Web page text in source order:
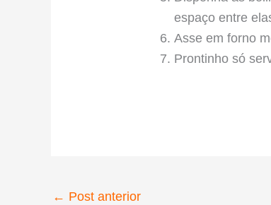
espaço entre
Asse em forno
Prontinho só
← Post anterior